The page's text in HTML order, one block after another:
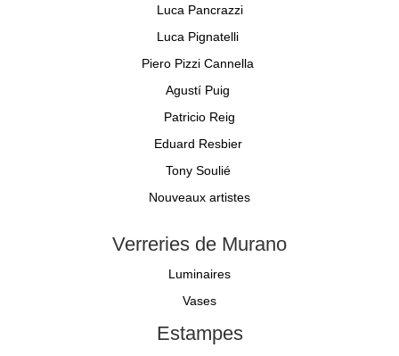
Luca Pancrazzi
Luca Pignatelli
Piero Pizzi Cannella
Agustí Puig
Patricio Reig
Eduard Resbier
Tony Soulié
Nouveaux artistes
Verreries de Murano
Luminaires
Vases
Estampes